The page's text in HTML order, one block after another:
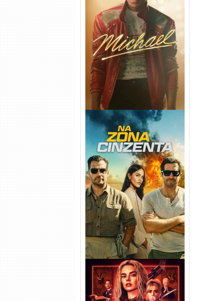
Michael Torrent (2026) WEB-
DL 1080p/4K Dual Áudio
Na Zona Cinzenta Torrent
(2026) WEB-DL 1080p/4K
Dual Áudio